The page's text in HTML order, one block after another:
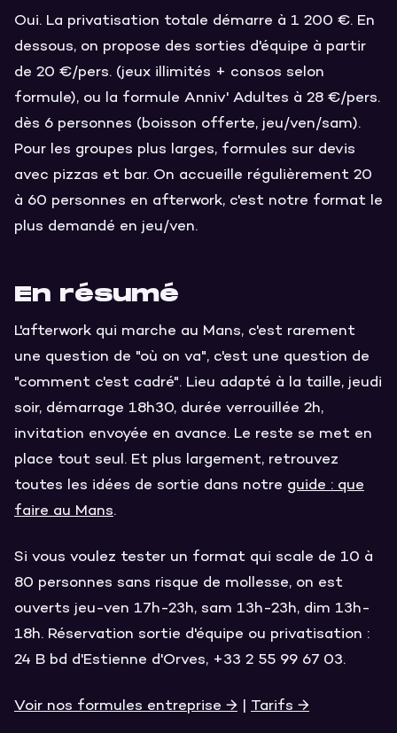
Oui. La privatisation totale démarre à 1 200 €. En
dessous, on propose des sorties d'équipe à partir
de 20 €/pers. (jeux illimités + consos selon
formule), ou la formule Anniv' Adultes à 28 €/pers.
dès 6 personnes (boisson offerte, jeu/ven/sam).
Pour les groupes plus larges, formules sur devis
avec pizzas et bar. On accueille régulièrement 20
à 60 personnes en afterwork, c'est notre format le
plus demandé en jeu/ven.
En résumé
L'afterwork qui marche au Mans, c'est rarement
une question de "où on va", c'est une question de
"comment c'est cadré". Lieu adapté à la taille, jeudi
soir, démarrage 18h30, durée verrouillée 2h,
invitation envoyée en avance. Le reste se met en
place tout seul. Et plus largement, retrouvez
toutes les idées de sortie dans notre guide : que
faire au Mans.
Si vous voulez tester un format qui scale de 10 à
80 personnes sans risque de mollesse, on est
ouverts jeu-ven 17h-23h, sam 13h-23h, dim 13h-
18h. Réservation sortie d'équipe ou privatisation :
24 B bd d'Estienne d'Orves, +33 2 55 99 67 03.
Voir nos formules entreprise → Tarifs →